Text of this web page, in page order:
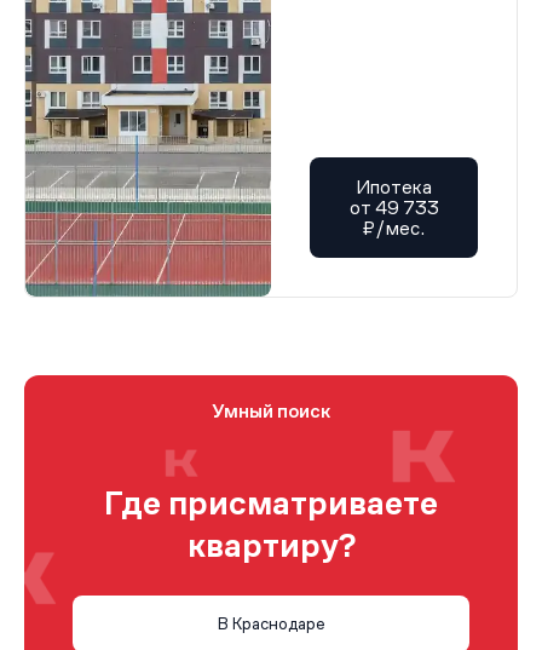
Ипотека
от 49 733
₽/мес.
Умный поиск
Где присматриваете
квартиру?
В Краснодаре